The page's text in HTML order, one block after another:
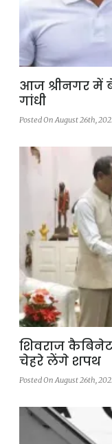
आज श्रीनगर में
गांधी
Posted On August 26th,
शिवराज
चेहरे लेंगे शपथ
Posted On August 26th,